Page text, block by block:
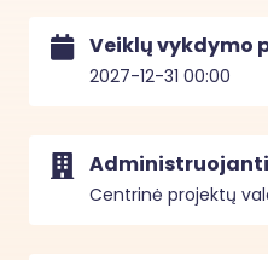
Veiklų vykdymo
2027-12-31 00:00
Centrinė projektų